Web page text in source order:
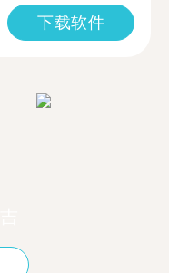
下载软件